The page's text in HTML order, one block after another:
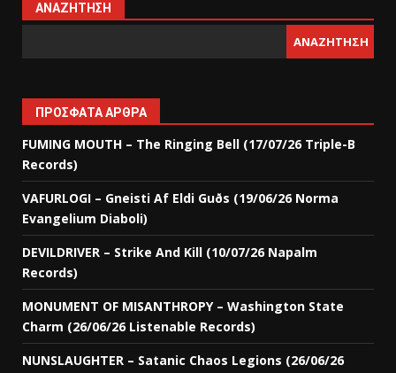
ΑΝΑΖΉΤΗΣΗ
ΑΝΑΖΉΤΗΣΗ
ΠΡΌΣΦΑΤΑ ΆΡΘΡΑ
FUMING MOUTH – The Ringing Bell (17/07/26 Triple-B
Records)
VAFURLOGI – Gneisti Af Eldi Guðs (19/06/26 Norma
Evangelium Diaboli)
DEVILDRIVER – Strike And Kill (10/07/26 Napalm
Records)
MONUMENT OF MISANTHROPY – Washington State
Charm (26/06/26 Listenable Records)
NUNSLAUGHTER – Satanic Chaos Legions (26/06/26